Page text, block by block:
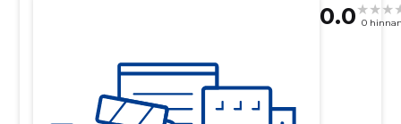
0.0 0